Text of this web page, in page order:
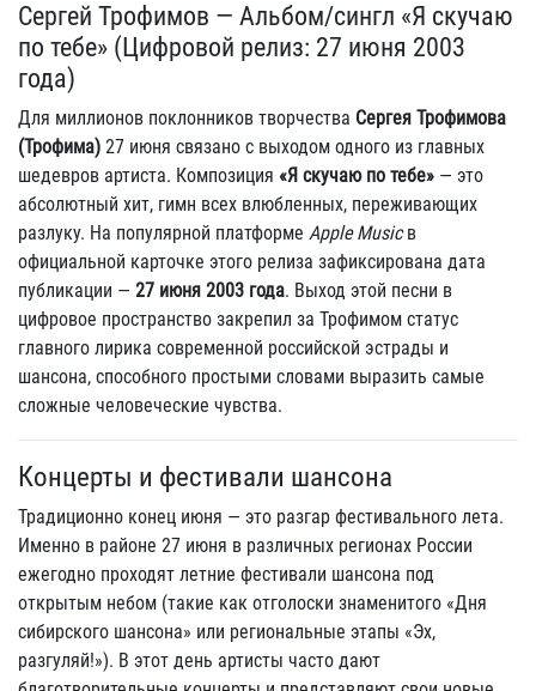
Сергей Трофимов — Альбом/сингл «Я скучаю
по тебе» (Цифровой релиз: 27 июня 2003
года)
Для миллионов поклонников творчества Сергея Трофимова
(Трофима) 27 июня связано с выходом одного из главных
шедевров артиста. Композиция «Я скучаю по тебе» — это
абсолютный хит, гимн всех влюбленных, переживающих
разлуку. На популярной платформе Apple Musicв
официальной карточке этого релиза зафиксирована дата
публикации — 27 июня 2003 года. Выход этой песни в
цифровое пространство закрепил за Трофимом статус
главного лирика современной российской эстрады и
шансона, способного простыми словами выразить самые
сложные человеческие чувства.
Концерты и фестивали шансона
Традиционно конец июня — это разгар фестивального лета.
Именно в районе 27 июня в различных регионах России
ежегодно проходят летние фестивали шансона под
открытым небом (такие как отголоски знаменитого «Дня
сибирского шансона» или региональные этапы «Эх,
разгуляй!»). В этот день артисты часто дают